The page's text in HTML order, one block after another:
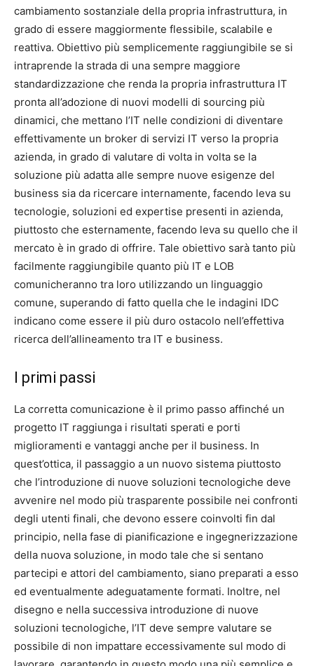
cambiamento sostanziale della propria infrastruttura, in
grado di essere maggiormente flessibile, scalabile e
reattiva. Obiettivo più semplicemente raggiungibile se si
intraprende la strada di una sempre maggiore
standardizzazione che renda la propria infrastruttura IT
pronta all’adozione di nuovi modelli di sourcing più
dinamici, che mettano l’IT nelle condizioni di diventare
effettivamente un broker di servizi IT verso la propria
azienda, in grado di valutare di volta in volta se la
soluzione più adatta alle sempre nuove esigenze del
business sia da ricercare internamente, facendo leva su
tecnologie, soluzioni ed expertise presenti in azienda,
piuttosto che esternamente, facendo leva su quello che il
mercato è in grado di offrire. Tale obiettivo sarà tanto più
facilmente raggiungibile quanto più IT e LOB
comunicheranno tra loro utilizzando un linguaggio
comune, superando di fatto quella che le indagini IDC
indicano come essere il più duro ostacolo nell’effettiva
ricerca dell’allineamento tra IT e business.
I primi passi
La corretta comunicazione è il primo passo affinché un
progetto IT raggiunga i risultati sperati e porti
miglioramenti e vantaggi anche per il business. In
quest’ottica, il passaggio a un nuovo sistema piuttosto
che l’introduzione di nuove soluzioni tecnologiche deve
avvenire nel modo più trasparente possibile nei confronti
degli utenti finali, che devono essere coinvolti fin dal
principio, nella fase di pianificazione e ingegnerizzazione
della nuova soluzione, in modo tale che si sentano
partecipi e attori del cambiamento, siano preparati a esso
ed eventualmente adeguatamente formati. Inoltre, nel
disegno e nella successiva introduzione di nuove
soluzioni tecnologiche, l’IT deve sempre valutare se
possibile di non impattare eccessivamente sul modo di